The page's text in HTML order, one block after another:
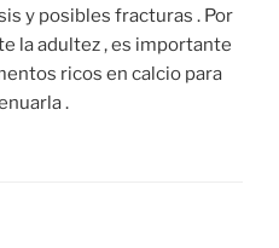
y posibles fracturas . Por
la adultez , es importante
ricos en calcio para
.